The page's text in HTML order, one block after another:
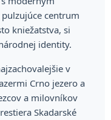
centrum
kniežatstva, si
identity.
v
Crno jezero a
a milovníkov
Skadarské